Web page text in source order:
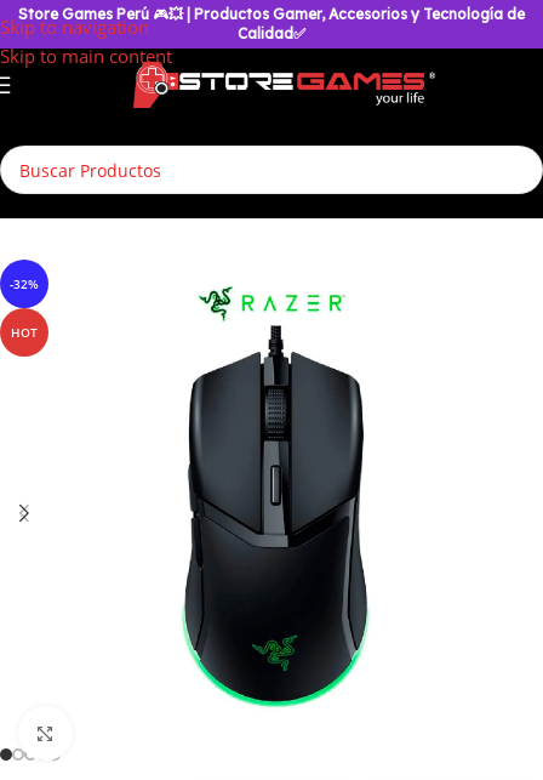
Skip to navigation
Skip to main content
Store Games Perú 🎮💥
| Productos Gamer, Accesorios y Tecnología de
Calidad✅
-32%
HOT